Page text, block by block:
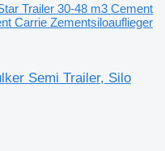
Trailer 30-48 m3 Cement
Carrie Zementsiloauflieger
Semi Trailer, Silo